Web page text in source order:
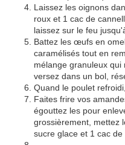
Laissez les oignons
roux et 1 cac de
laissez sur le feu
Battez les œufs en
caramélisés tout en
mélange granuleux
versez dans un bol,
Quand le poulet
Faites frire vos
égouttez les pour
grossièrement, mettez
sucre glace et 1 cac de